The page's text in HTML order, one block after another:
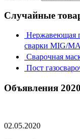
Случайные
Нержавеющая
сварки MIG/
Сварочная
Пост
Объявления 2020
02.05.2020